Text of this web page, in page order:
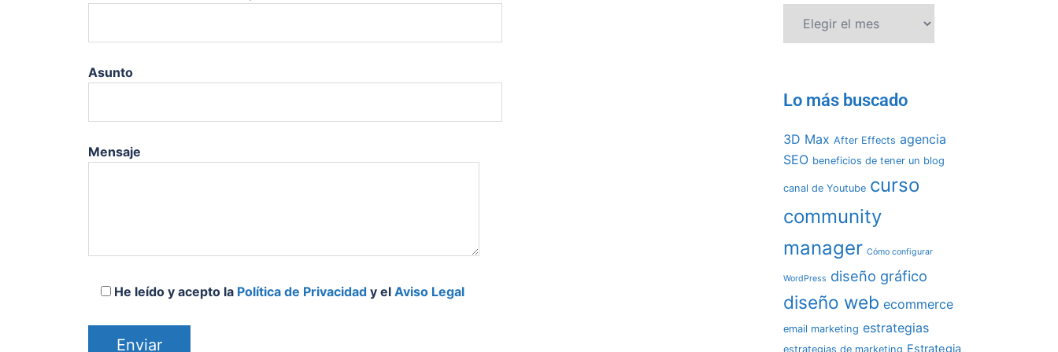
Asunto
Mensaje
He leído y acepto la Política de Privacidad y el Aviso Legal
Lo más buscado
3D Max After Effects agencia
SEO beneficios de tener un blog
canal de Youtube curso
community
manager Cómo configurar
WordPress diseño gráfico
diseño web ecommerce
email marketing estrategias
estrategias de marketing Estrategia